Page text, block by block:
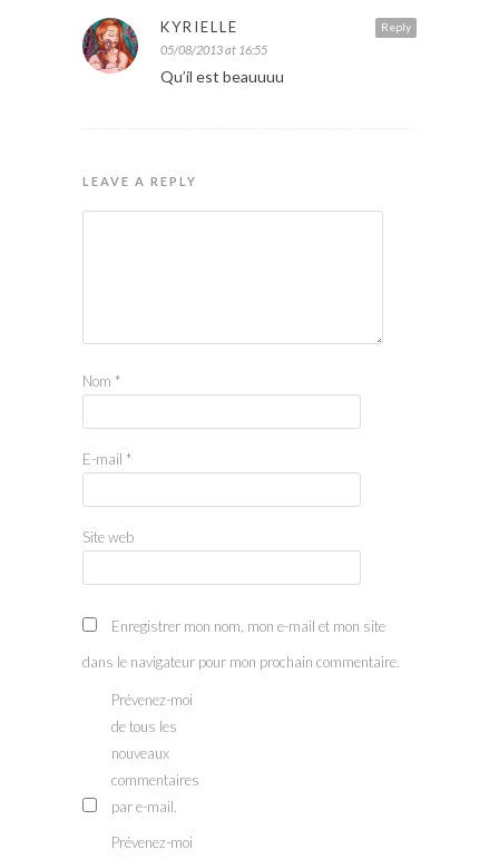
Reply
KYRIELLE
05/08/2013 at 16:55
Qu’il est beauuuu
LEAVE A REPLY
Nom *
E-mail *
Site web
Enregistrer mon nom, mon e-mail et mon site
dans le navigateur pour mon prochain commentaire.
Prévenez-moi
de tous les
nouveaux
commentaires
par e-mail.
Prévenez-moi